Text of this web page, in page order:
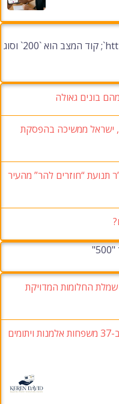
`http://www.israelhayom.co.il/rss.xml`; קוד המצב הוא `200` וסוג
בונים גאולה
ישראל ממשיכה בהפסקת
תנועת “חוזרים להר” מהעיר
שמלת החלומות המדויקת
קרן דוד מציבה יעד חדש: ליווי ותמיכה ב-37 משפחות אלמנות ויתומים